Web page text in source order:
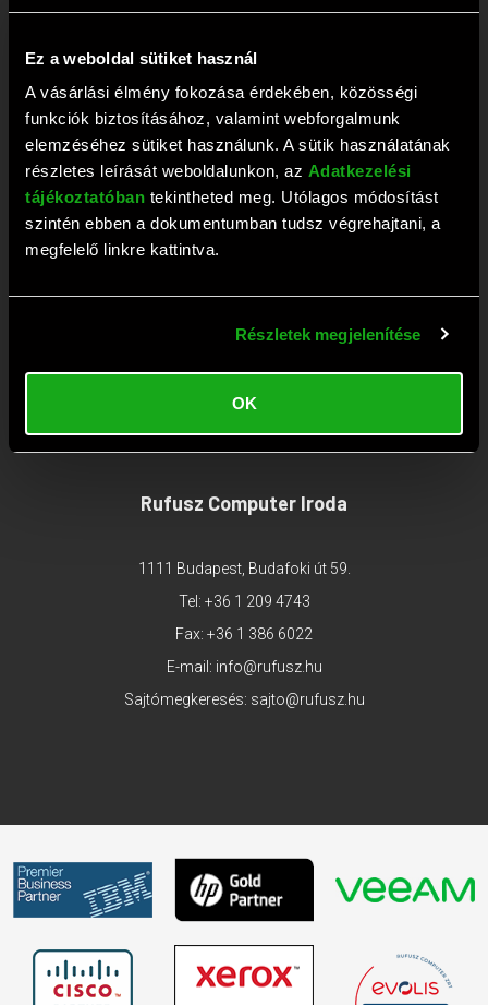
Ez a weboldal sütiket használ
A vásárlási élmény fokozása érdekében, közösségi
funkciók biztosításához, valamint webforgalmunk
elemzéséhez sütiket használunk. A sütik használatának
részletes leírását weboldalunkon, az Adatkezelési
tájékoztatóban tekintheted meg. Utólagos módosítást
szintén ebben a dokumentumban tudsz végrehajtani, a
megfelelő linkre kattintva.
Részletek megjelenítése
OK
Ügyfélszolgálat tel:+36 1 203 0382;
E-mail:
webaruhaz@rufusz.hu
Nyitva: Hétfő-Péntek 10-19; Szombat 9-13 óráig
Rufusz Computer Szerviz
Fax: +36 1 386 6022
E-mail:szerviz@rufusz.hu
Nyitva: Hétfő-Kedd 10-16; Szerda 10-18;
Csütörtök-Péntek 10-16 óráig
Rufusz Computer Iroda
1111 Budapest, Budafoki út 59.
Tel: +36 1 209 4743
Fax: +36 1 386 6022
E-mail: info@rufusz.hu
Sajtómegkeresés: sajto@rufusz.hu